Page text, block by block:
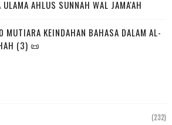
ULAMA AHLUS SUNNAH WAL JAMA'AH
MUTIARA KEINDAHAN BAHASA DALAM AL-
(3) 📜
(232)